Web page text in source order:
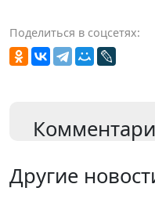
Поделиться в соцсетях:
Другие